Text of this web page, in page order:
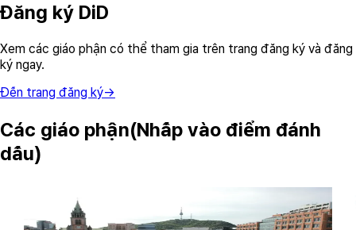
Đăng ký DiD
Xem các giáo phận có thể tham gia trên trang đăng ký và đăng
ký ngay.
Đến trang đăng ký→
Các giáo phận(Nhấp vào điểm đánh
dấu)
Archdiocese of Seoul